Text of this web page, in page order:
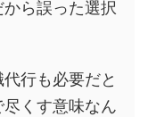
ら誤った選択
行も必要だと
くす意味なん